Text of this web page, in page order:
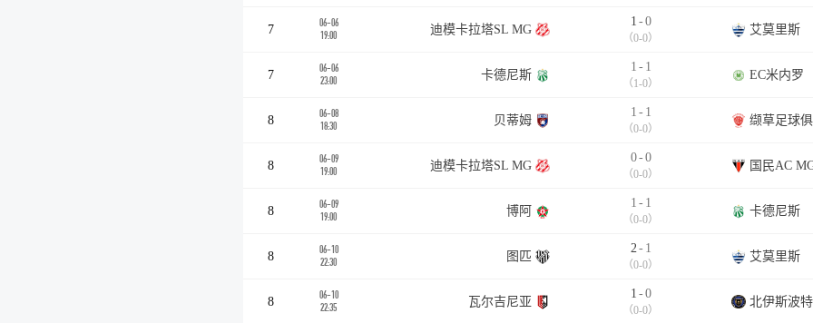
7
06-06
19:00
迪模卡拉塔SL MG
1 - 0
（0-0）
艾莫里斯
7
06-06
23:00
卡德尼斯
1 - 1
（1-0）
EC米内罗
8
06-08
18:30
贝蒂姆
1 - 1
（0-0）
缬草足球
8
06-09
19:00
迪模卡拉塔SL MG
0- 0
（0-0）
国民AC
8
06-09
19:00
博阿
1 - 1
（0-0）
卡德尼斯
8
06-10
22:30
图匹
2 - 1
（0-0）
艾莫里斯
8
06-10
22:35
瓦尔吉尼亚
1 - 0
（0-0）
北伊斯波特